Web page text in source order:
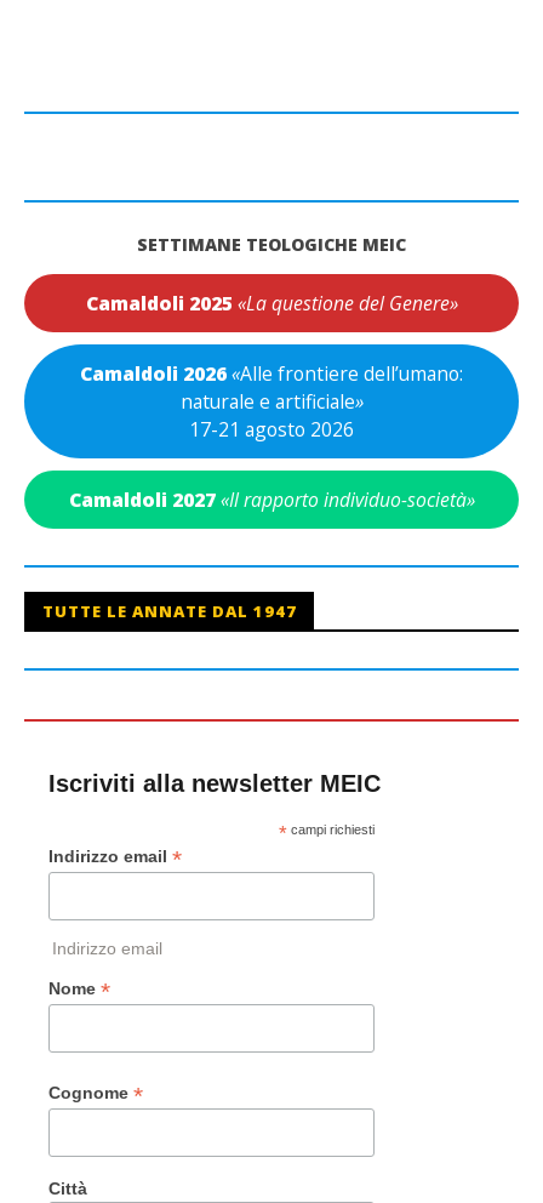
SETTIMANE TEOLOGICHE MEIC
Camaldoli 2025 «La questione del Genere»
Camaldoli 2026«Alle frontiere dell’umano:
naturale e artificiale»
17-21 agosto 2026
Camaldoli 2027 «Il rapporto individuo-società»
TUTTE LE ANNATE DAL 1947
Iscriviti alla newsletter MEIC
*campi richiesti
Indirizzo email *
Indirizzo email
Nome *
Cognome *
Città